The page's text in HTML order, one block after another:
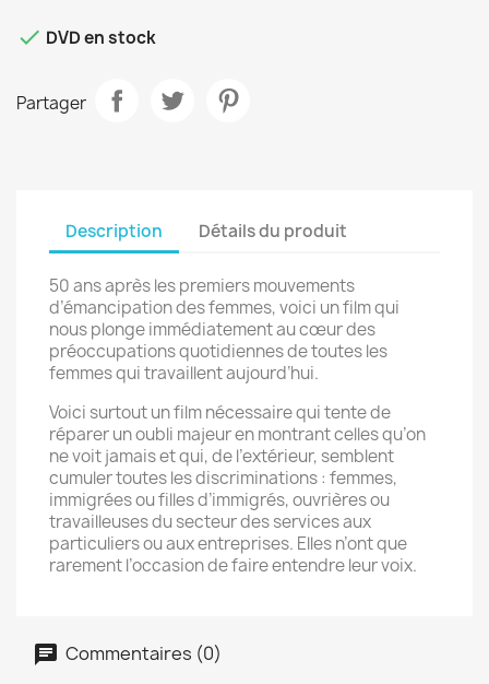
 DVD en stock
Partager
Description Détails du produit
50 ans après les premiers mouvements
d’émancipation des femmes, voici un film qui
nous plonge immédiatement au cœur des
préoccupations quotidiennes de toutes les
femmes qui travaillent aujourd’hui.
Voici surtout un film nécessaire qui tente de
réparer un oubli majeur en montrant celles qu’on
ne voit jamais et qui, de l’extérieur, semblent
cumuler toutes les discriminations : femmes,
immigrées ou filles d’immigrés, ouvrières ou
travailleuses du secteur des services aux
particuliers ou aux entreprises. Elles n’ont que
rarement l’occasion de faire entendre leur voix.
Commentaires (0)